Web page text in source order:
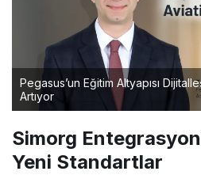
Pegasus’un Eğitim Altyapısı
Artıyor
Simorg
Yeni Standartlar